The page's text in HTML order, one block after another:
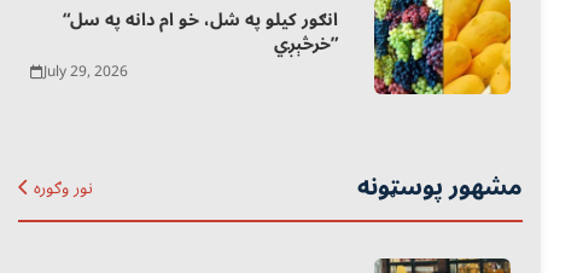
“انګور کیلو په شل، خو ام دانه په سل
خرڅېږي”
July 29, 2026
مشهور پوسټونه نور وګوره